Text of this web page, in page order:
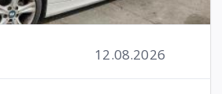
12.08.2026